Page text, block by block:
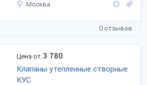
Москва
0 отзывов
Цена от 3 780
Клапаны утепленные створные
КУС